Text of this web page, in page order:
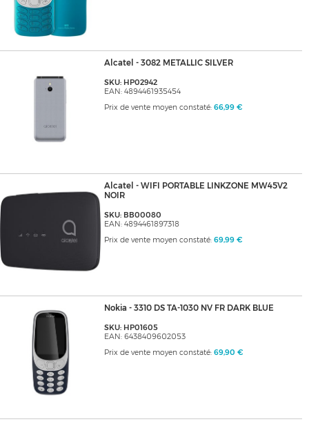
Alcatel - 3082 METALLIC SILVER
SKU: HP02942
EAN: 4894461935454
Prix de vente moyen constaté: 66,99 €
Alcatel - WIFI PORTABLE LINKZONE MW45V2
NOIR
SKU: BB00080
EAN: 4894461897318
Prix de vente moyen constaté: 69,99 €
Nokia - 3310 DS TA-1030 NV FR DARK BLUE
SKU: HP01605
EAN: 6438409602053
Prix de vente moyen constaté: 69,90 €